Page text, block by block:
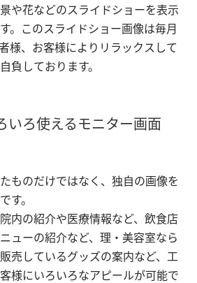
や花などのスライドショーを表示
。 このスライドショー画像は毎月
様、お客様によりリラックスして
負しております。
いろ使えるモニター画面
ものだけではなく、独自の画像を
す。
内の紹介や医療情報など、飲食店
ューの紹介など、理・美容室なら
売しているグッズの案内など、工
様にいろいろなアピールが可能で